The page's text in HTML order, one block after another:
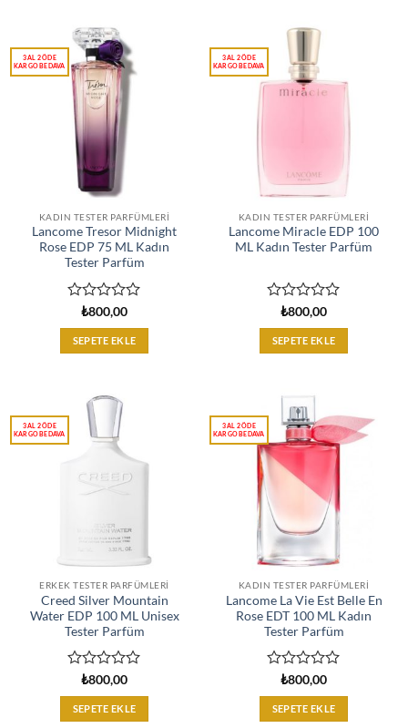
KADIN TESTER PARFÜMLERI
Lancome Tresor Midnight
Rose EDP 75 ML Kadın
Tester Parfüm
üzerinden
0
oy
₺800,00
SEPETE EKLE
KADIN TESTER PARFÜMLERI
Lancome Miracle EDP 100
ML Kadın Tester Parfüm
üzerinden
0
oy
₺800,00
SEPETE EKLE
ERKEK TESTER PARFÜMLERI
Creed Silver Mountain
Water EDP 100 ML Unisex
Tester Parfüm
üzerinden
0
oy
₺800,00
SEPETE EKLE
KADIN TESTER PARFÜMLERI
Lancome La Vie Est Belle En
Rose EDT 100 ML Kadın
Tester Parfüm
üzerinden
0
oy
₺800,00
SEPETE EKLE